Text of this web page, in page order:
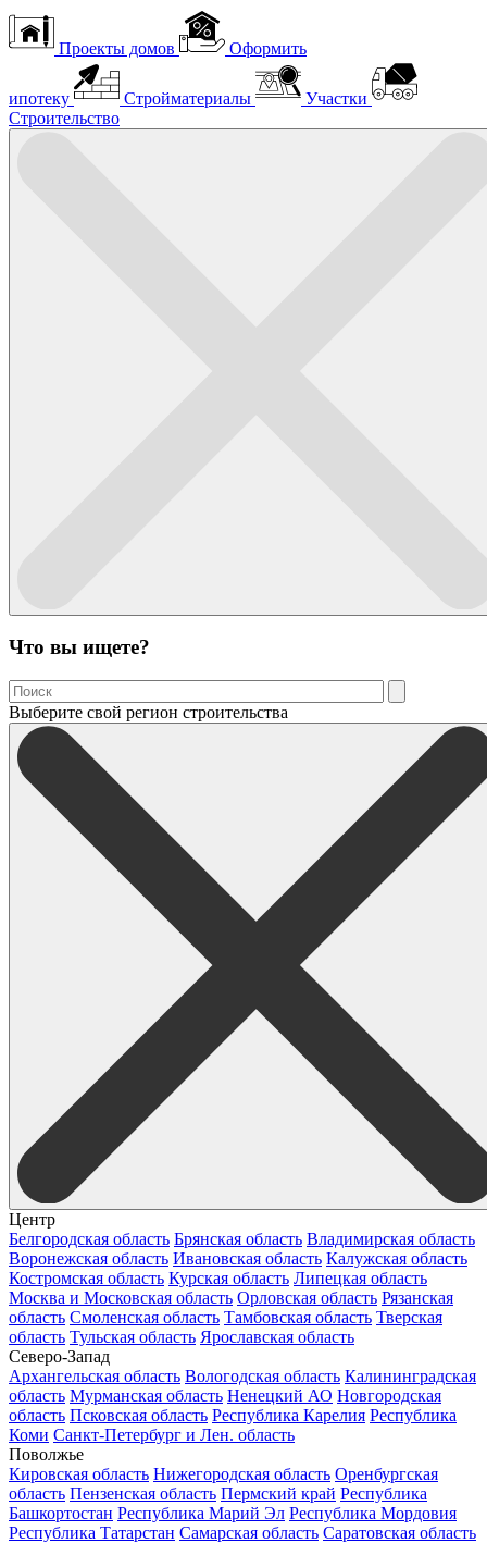
Проекты домов Оформить
ипотеку Стройматериалы
Участки
Строительство
Что вы ищете?
Выберите свой регион строительства
Центр
Белгородская область Брянская область Владимирская область
Воронежская область Ивановская область Калужская область
Костромская область Курская область Липецкая область
Москва и Московская область Орловская область Рязанская
область Смоленская область Тамбовская область Тверская
область Тульская область Ярославская область
Северо-Запад
Архангельская область Вологодская область Калининградская
область Мурманская область Ненецкий АО Новгородская
область Псковская область Республика Карелия Республика
Коми Санкт-Петербург и Лен. область
Поволжье
Кировская область Нижегородская область Оренбургская
область Пензенская область Пермский край Республика
Башкортостан Республика Марий Эл Республика Мордовия
Республика Татарстан Самарская область Саратовская область